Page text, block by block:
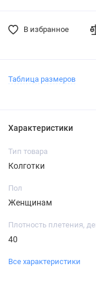
В избранное
Таблица размеров
Характеристики
Тип товара
Колготки
Пол
Женщинам
Плотность плетения,
40
Все характеристики